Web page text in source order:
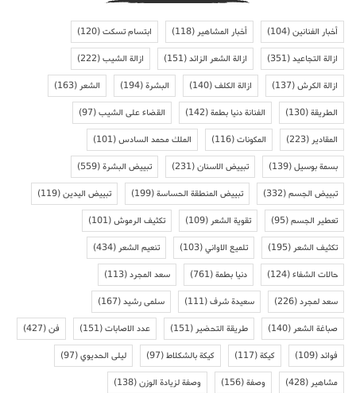
أخبار الفنانين(104) أخبار المشاهير(118) ابتسام تسكت(120)
ازالة التجاعيد(351) ازالة الشعر الزائد(151) ازالة الشيب(222)
ازالة الكرش(137) ازالة الكلف(140) البشرة(194) الشعر(163)
الطريقة(130) الفنانة دنيا بطمة(142) القضاء على الشيب(97)
المقادير(223) المكونات(116) الملك محمد السادس(101)
بسمة بوسيل(139) تبييض الاسنان(231) تبييض البشرة(559)
تبييض الجسم(332) تبييض المنطقة الحساسة(199) تبييض اليدين(119)
تعطير الجسم(95) تقوية الشعر(109) تكثيف الرموش(101)
تكثيف الشعر(195) تلميع الاواني(103) تنعيم الشعر(434)
حالات الشفاء(124) دنيا بطمة(761) سعد المجرد(113)
سعد لمجرد(226) سعيدة شرف(111) سلمى رشيد(167)
صباغة الشعر(140) طريقة التحضير(151) عدد الاصابات(151) فن(427)
فوائد(109) كيكة(117) كيكة بالشكلاط(97) ليلى الحديوي(97)
مشاهير(428) وصفة(156) وصفة لزيادة الوزن(138)